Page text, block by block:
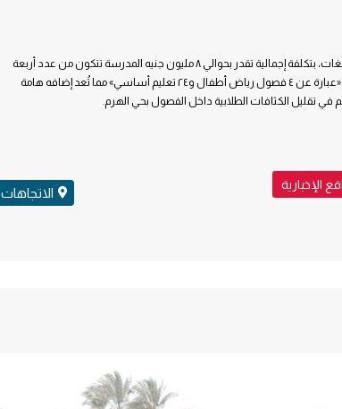
مدرسة مبروك غطاطي الرسمية للغات، بتكلفة إجمالية تقدر بحوالي ٨ مليون جنيه المدرسة تتكون من عدد أربعة
أدوار بسعة ٢٨ فصل فصل دراسي «عبارة عن ٤ فصول رياض أطفال و٢٤ تعليم أساسي» مما تُعد إضافه هامة
في تقليل الكثافات الطلابية داخل الفصول بحي الهرم.
الإخبارية
الاتجاهات